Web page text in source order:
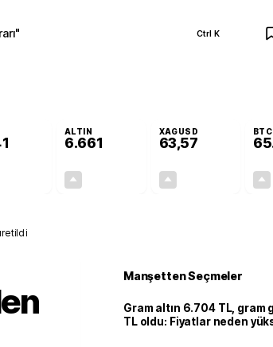
" Ctrl K
ALTIN
6.661
XAGUSD
63,57
BTC
Manşetten Seçmeler
Gram altın 6.704 TL, gram
TL oldu: Fiyatlar neden